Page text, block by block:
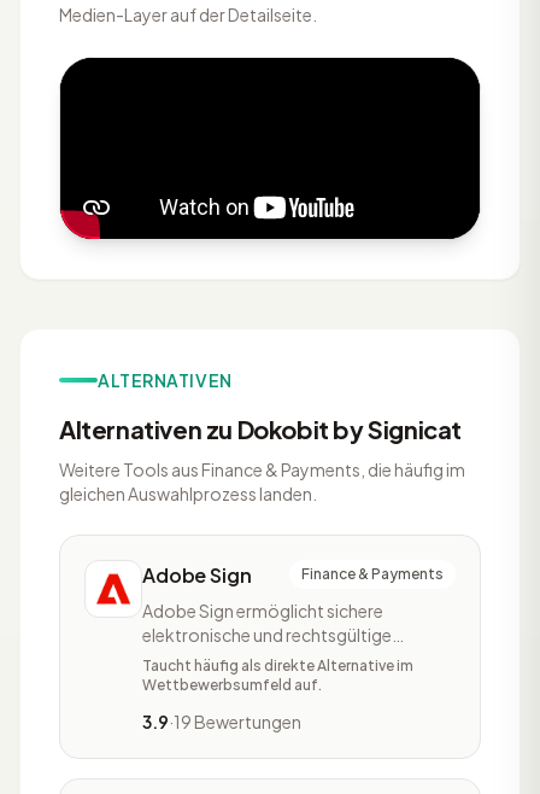
Medien-Layer auf der Detailseite.
ALTERNATIVEN
Alternativen zu Dokobit by Signicat
Weitere Tools aus Finance & Payments, die häufig im
gleichen Auswahlprozess landen.
Adobe Sign Finance & Payments
Adobe Sign ermöglicht sichere
elektronische und rechtsgültige
Unterschriften und kann in Microsoft
Programme und andere Anwendungen
Empfänger ein Dokument ohne
vorherigen Download oder Log-in
direkt über den Browser von mobilen
Taucht häufig als direkte Alternative im
Wettbewerbsumfeld auf.
3.9·19 Bewertungen